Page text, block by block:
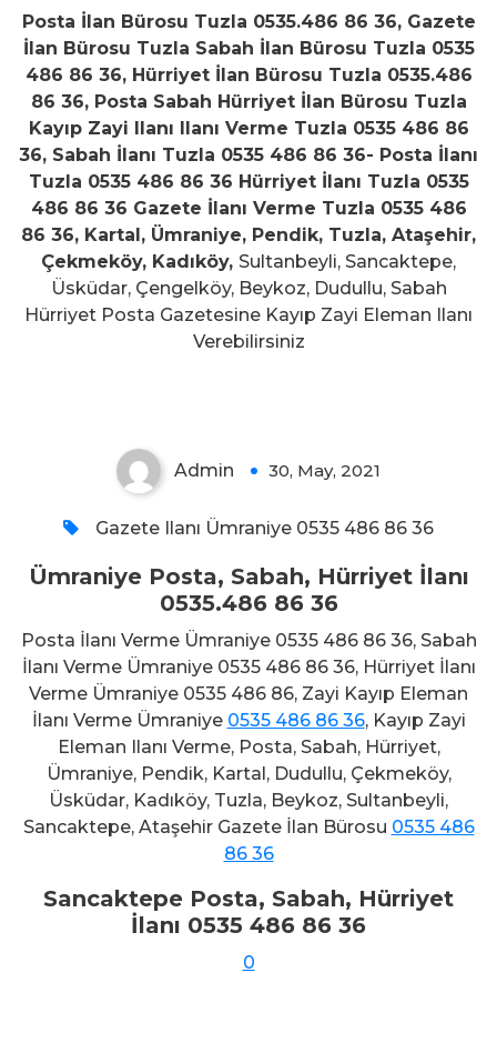
Posta İlan Bürosu Tuzla 0535.486 86 36, Gazete
İlan Bürosu Tuzla Sabah İlan Bürosu Tuzla 0535
486 86 36, Hürriyet İlan Bürosu Tuzla 0535.486
86 36, Posta Sabah Hürriyet İlan Bürosu Tuzla
Kayıp Zayi Ilanı Ilanı Verme Tuzla 0535 486 86
36, Sabah İlanı Tuzla 0535 486 86 36- Posta İlanı
Tuzla 0535 486 86 36 Hürriyet İlanı Tuzla 0535
486 86 36 Gazete İlanı Verme Tuzla 0535 486
86 36, Kartal, Ümraniye, Pendik, Tuzla, Ataşehir,
Çekmeköy, Kadıköy, Sultanbeyli, Sancaktepe,
Üsküdar, Çengelköy, Beykoz, Dudullu, Sabah
Hürriyet Posta Gazetesine Kayıp Zayi Eleman Ilanı
Verebilirsiniz
Ümraniye Posta, Sabah, Hürriyet
Admin 30, May, 2021
Gazete Ilanı Ümraniye 0535 486 86 36
Ümraniye Posta, Sabah, Hürriyet İlanı
0535.486 86 36
Posta İlanı Verme Ümraniye 0535 486 86 36, Sabah
İlanı Verme Ümraniye 0535 486 86 36, Hürriyet İlanı
Verme Ümraniye 0535 486 86, Zayi Kayıp Eleman
İlanı Verme Ümraniye 0535 486 86 36, Kayıp Zayi
Eleman Ilanı Verme, Posta, Sabah, Hürriyet,
Ümraniye, Pendik, Kartal, Dudullu, Çekmeköy,
Üsküdar, Kadıköy, Tuzla, Beykoz, Sultanbeyli,
Sancaktepe, Ataşehir Gazete İlan Bürosu 0535 486
86 36
Sancaktepe Posta, Sabah, Hürriyet
İlanı 0535 486 86 36
0
Beykoz Posta İlan Servisi 0535